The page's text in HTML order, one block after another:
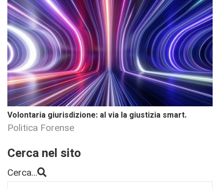
Volontaria giurisdizione: al via la giustizia smart.
Politica Forense
Cerca nel sito
Cerca...